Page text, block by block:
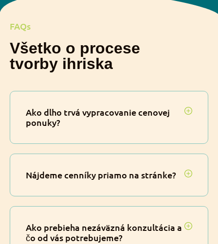
FAQs
Všetko o procese
tvorby ihriska
Ako dlho trvá vypracovanie cenovej
ponuky?
Nájdeme cenníky priamo na stránke?
Ako prebieha nezáväzná konzultácia a
čo od vás potrebujeme?